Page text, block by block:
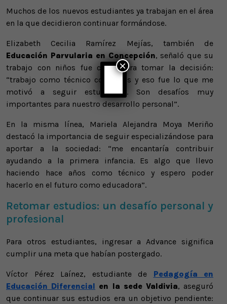
Muchos de los nuevos estudiantes ya trabajan en el área
en la que decidieron continuar formándose.
Elizabeth Cecilia Ramírez Mejías, también de
Educación Parvularia en Concepción, señaló que su
trabajo con niños fue clave para tomar la decisión:
“trabajo como técnico con niños y eso fue lo que me
motivó a seguir estudiando. Son desafíos muy
importantes para nuestro desarrollo personal”.
En la misma línea, Mariela Alejandra Moya Meriño
destacó la importancia de seguir especializándose para
aportar a la sociedad: “me encantaría contribuir
ayudando a la primera infancia. Es algo que llevo
haciendo hace años como técnico y espero poder
hacerlo en el futuro como educadora”.
Retomar estudios: un desafío personal y
profesional
Para otros estudiantes, ingresar a Advance significa
cumplir una meta que habían postergado.
Víctor Pérez Laínez, estudiante de Pedagogía en
Educación Diferencial en la sede Valdivia, aseguró
que continuar sus estudios era un objetivo pendiente:
×